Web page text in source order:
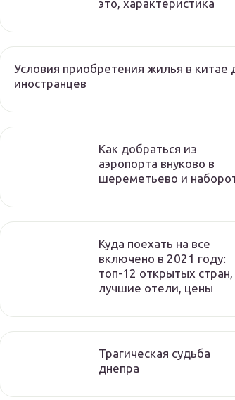
это, характеристика
Условия приобретения жилья в китае
иностранцев
Как добраться из
аэропорта внуково в
шереметьево и
Куда поехать на все
включено в 2021 году:
топ-12 открытых стран,
лучшие отели, цены
Трагическая судьба
днепра